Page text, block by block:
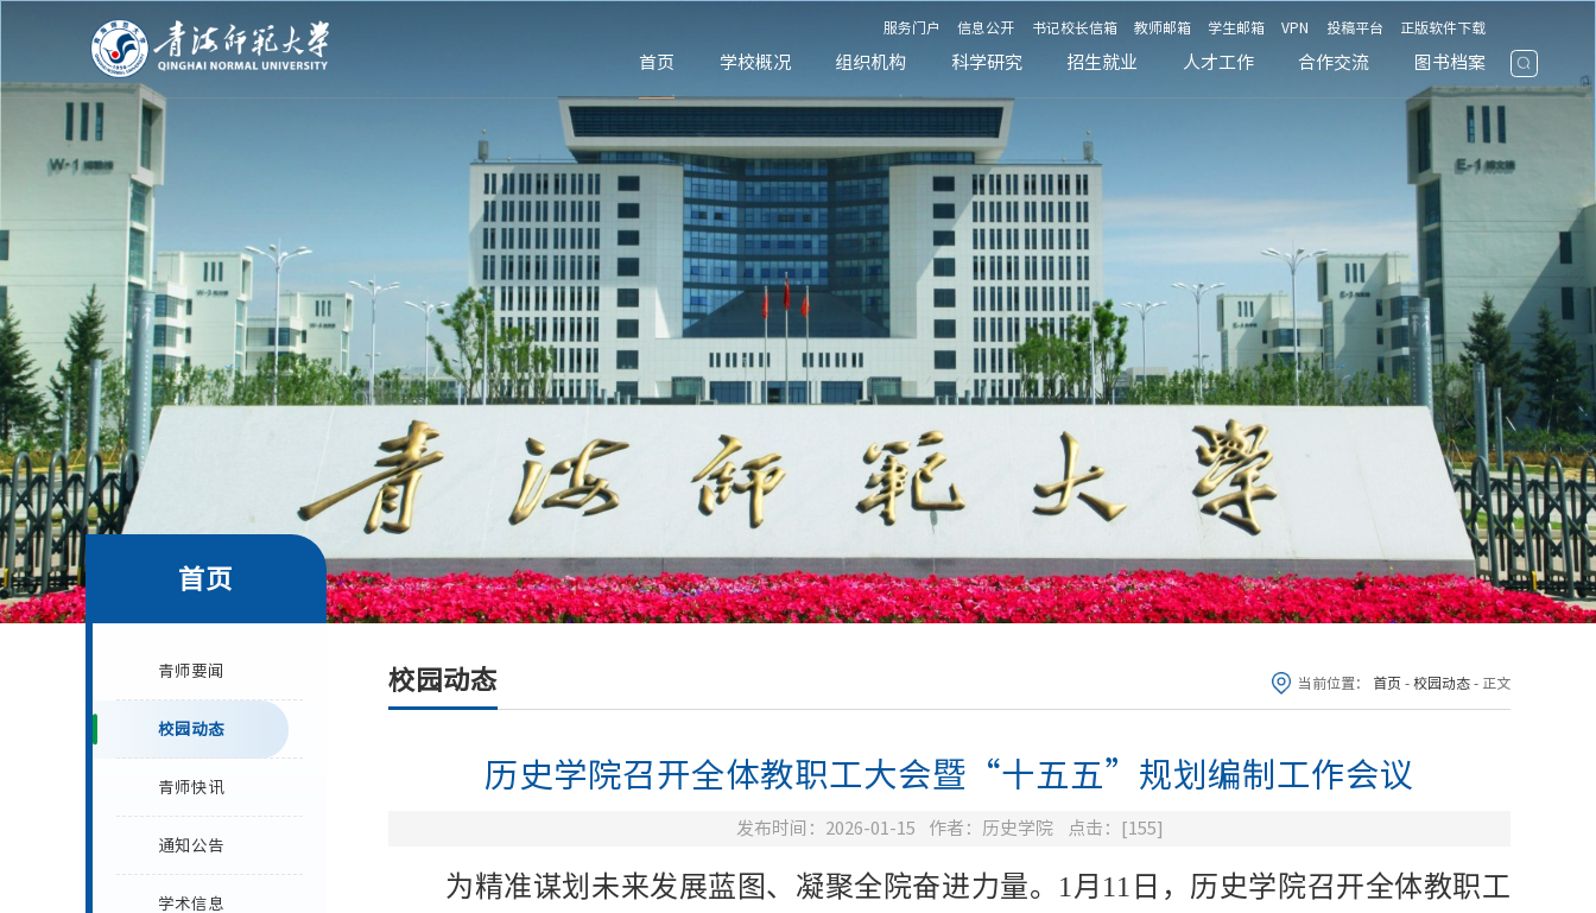
服务门户 信息公开 书记校长信箱 教师邮箱 学生邮箱 VPN 投稿平台 正版软件下载
首页 学校概况 组织机构 科学研究 招生就业 人才工作 合作交流 图书档案
首页
青师要闻
校园动态
青师快讯
通知公告
学术信息
校园动态 当前位置： 首页 - 校园动态 - 正文
历史学院召开全体教职工大会暨“十五五”规划编制工作会议
发布时间：2026-01-15 作者：历史学院 点击：[155]
为精准谋划未来发展蓝图、凝聚全院奋进力量。1月11日，历史学院召开全体教职工